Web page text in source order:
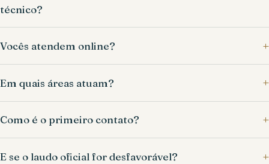
técnico?
Vocês atendem online?
Em quais áreas atuam?
Como é o primeiro contato?
E se o laudo oficial for desfavorável?